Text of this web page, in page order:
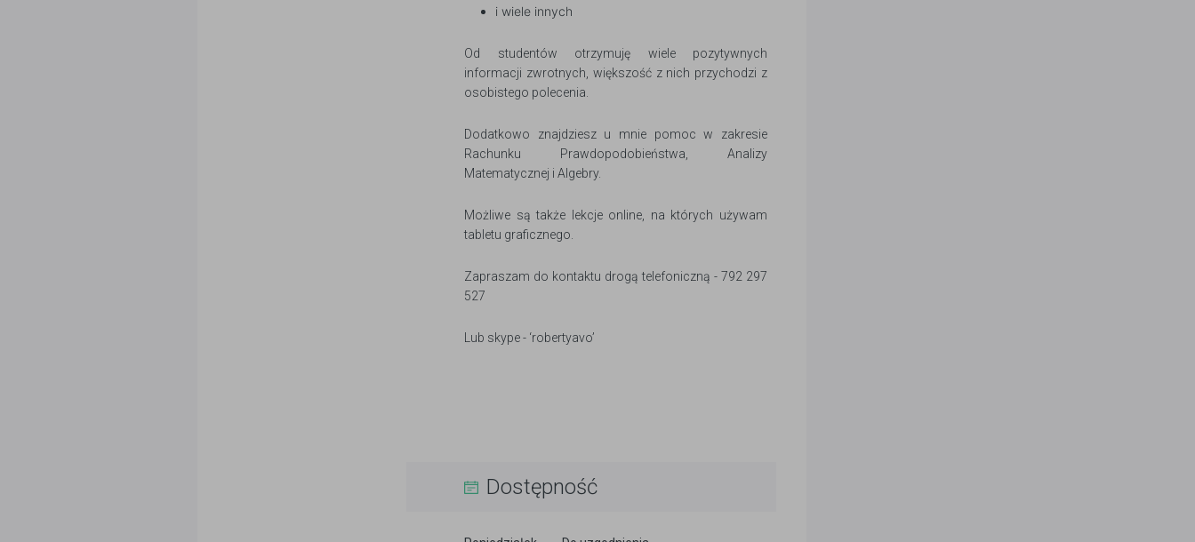
i wiele innych
Od studentów otrzymuję wiele pozytywnych
informacji zwrotnych, większość z nich przychodzi z
osobistego polecenia.
Dodatkowo znajdziesz u mnie pomoc w zakresie
Rachunku Prawdopodobieństwa, Analizy
Matematycznej i Algebry.
Możliwe są także lekcje online, na których używam
tabletu graficznego.
Zapraszam do kontaktu drogą telefoniczną - 792 297
527
Lub skype - ‘robertyavo’
Dostępność